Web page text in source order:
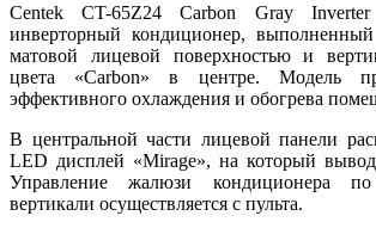
Centek CT-65Z24 Carbon Gray
инверторный кондиционер,
матовой лицевой поверхностью и
цвета «Carbon» в центре. Модель
эффективного охлаждения и обогрева
В центральной части лицевой панели
LED дисплей «Mirage», на который
Управление жалюзи кондиционера
вертикали осуществляется с пульта.